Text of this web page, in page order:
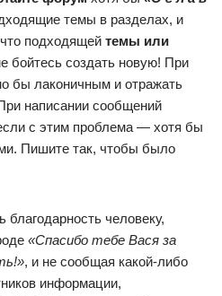
темы в разделах, и
подходящей темы или
бойтесь создать новую! При
бы лаконичным и отражать
написании сообщений
с этим проблема — хотя бы
Пишите так, чтобы было
человеку,
«Спасибо тебе Вася за
, и не сообщая какой-либо
информации,